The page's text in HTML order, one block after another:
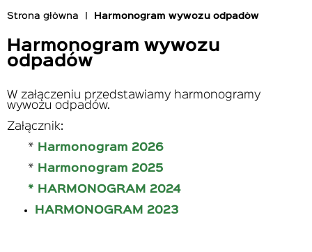
nawigacyjna
Strona główna Harmonogram wywozu odpadów
Harmonogram wywozu
odpadów
W załączeniu przedstawiamy harmonogramy
wywozu odpadów.
Załącznik:
* Harmonogram 2026
* Harmonogram 2025
* HARMONOGRAM 2024
HARMONOGRAM 2023